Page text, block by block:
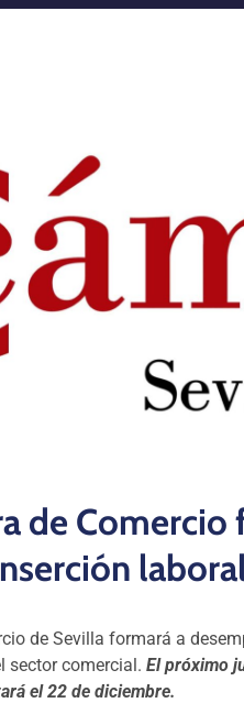
de
de Sevilla formará a
sector comercial. El próximo
el 22 de diciembre.